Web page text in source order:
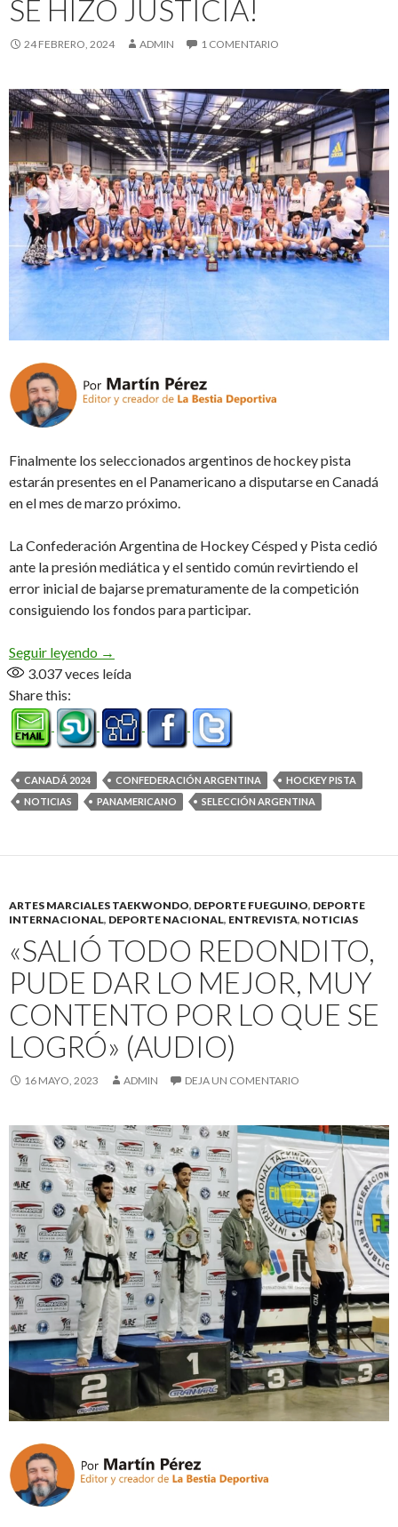
SE HIZO JUSTICIA!
24 FEBRERO, 2024 ADMIN 1 COMENTARIO
Finalmente los seleccionados argentinos de hockey pista
estarán presentes en el Panamericano a disputarse en Canadá
en el mes de marzo próximo.
La Confederación Argentina de Hockey Césped y Pista cedió
ante la presión mediática y el sentido común revirtiendo el
error inicial de bajarse prematuramente de la competición
consiguiendo los fondos para participar.
Seguir leyendo Se hizo justicia!
→
3.037veces leída
Share this:
CANADÁ 2024 CONFEDERACIÓN ARGENTINA
HOCKEY PISTA
NOTICIAS
PANAMERICANO SELECCIÓN ARGENTINA
ARTES MARCIALES TAEKWONDO, DEPORTE FUEGUINO, DEPORTE
INTERNACIONAL, DEPORTE NACIONAL, ENTREVISTA, NOTICIAS
«SALIÓ TODO REDONDITO,
PUDE DAR LO MEJOR, MUY
CONTENTO POR LO QUE SE
LOGRÓ» (AUDIO)
16 MAYO, 2023 ADMIN DEJA UN COMENTARIO